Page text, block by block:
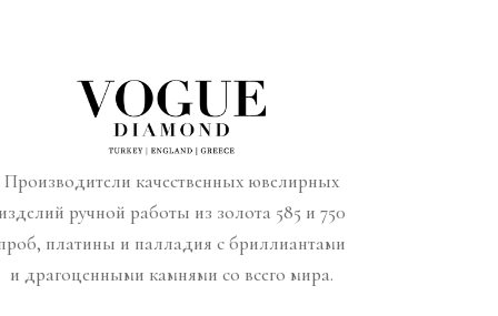
Производители качественных ювелирных
изделий ручной работы из золота 585 и 750
платины и палладия с бриллиантами
и драгоценными камнями со всего мира.